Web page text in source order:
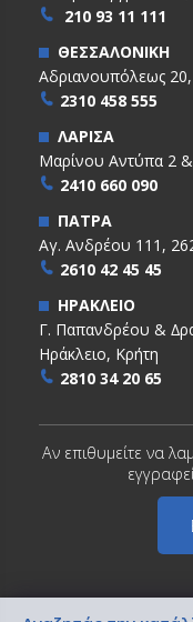
210 93 11 111
ΘΕΣΣΑΛΟΝΙΚΗ
Αδριανουπόλεως
2310 458 555
ΛΑΡΙΣΑ
Μαρίνου Αντύπα 2
2410 660 090
ΠΑΤΡΑ
Αγ. Ανδρέου 111,
2610 42 45 45
ΗΡΑΚΛΕΙΟ
Γ. Παπανδρέου &
Ηράκλειο, Κρήτη
2810 34 20 65
Αν επιθυμείτε να